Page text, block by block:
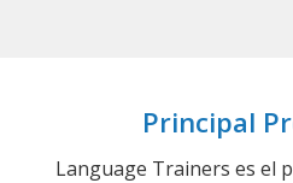
Principal
Language Trainers es el